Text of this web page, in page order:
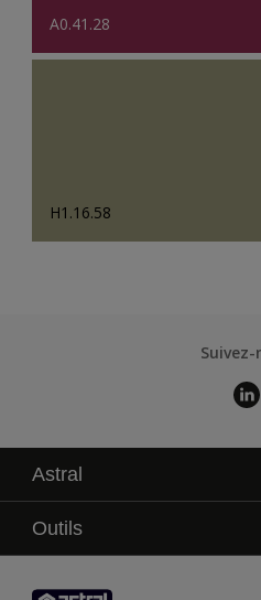
A0.41.28
H1.16.58
Suivez-
Astral
La marque
Service technique
Contact
Outils